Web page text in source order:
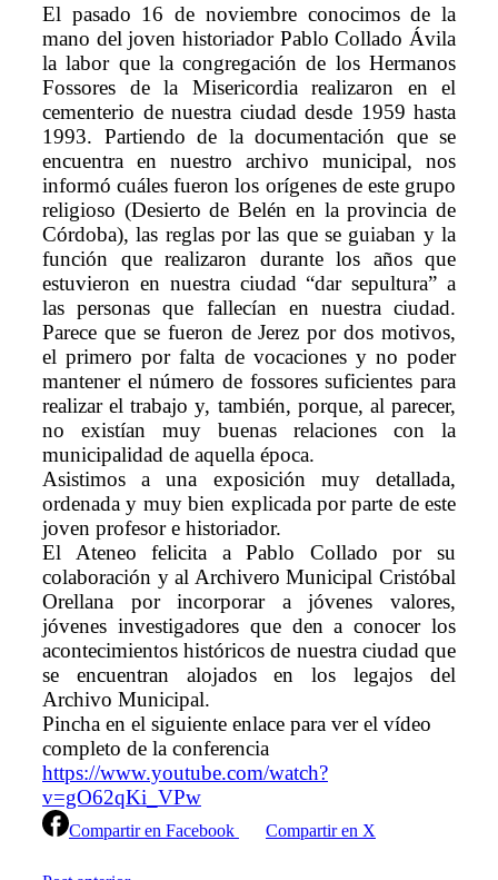
El pasado 16 de noviembre conocimos de la
mano del joven historiador Pablo Collado Ávila
la labor que la congregación de los Hermanos
Fossores de la Misericordia realizaron en el
cementerio de nuestra ciudad desde 1959 hasta
1993. Partiendo de la documentación que se
encuentra en nuestro archivo municipal, nos
informó cuáles fueron los orígenes de este grupo
religioso (Desierto de Belén en la provincia de
Córdoba), las reglas por las que se guiaban y la
función que realizaron durante los años que
estuvieron en nuestra ciudad “dar sepultura” a
las personas que fallecían en nuestra ciudad.
Parece que se fueron de Jerez por dos motivos,
el primero por falta de vocaciones y no poder
mantener el número de fossores suficientes para
realizar el trabajo y, también, porque, al parecer,
no existían muy buenas relaciones con la
municipalidad de aquella época.
Asistimos a una exposición muy detallada,
ordenada y muy bien explicada por parte de este
joven profesor e historiador.
El Ateneo felicita a Pablo Collado por su
colaboración y al Archivero Municipal Cristóbal
Orellana por incorporar a jóvenes valores,
jóvenes investigadores que den a conocer los
acontecimientos históricos de nuestra ciudad que
se encuentran alojados en los legajos del
Archivo Municipal.
Pincha en el siguiente enlace para ver el vídeo
completo de la conferencia
https://www.youtube.com/watch?
v=gO62qKi_VPw
Compartir en Facebook Compartir en X